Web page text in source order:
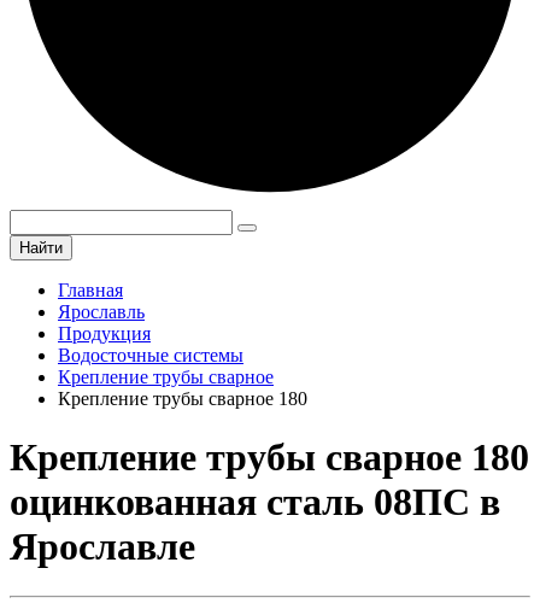
Найти
Главная
Ярославль
Продукция
Водосточные системы
Крепление трубы сварное
Крепление трубы сварное 180
Крепление трубы сварное 180
оцинкованная сталь 08ПС в
Ярославле